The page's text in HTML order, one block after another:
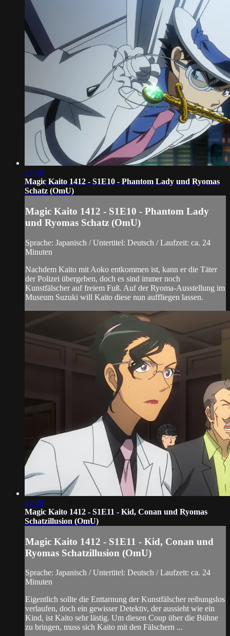
23:48
Magic Kaito 1412 - S1E10 - Phantom Lady und Ryomas
Schatz (OmU)
Magic Kaito 1412 - S1E10 - Phantom Lady
und Ryomas Schatz (OmU)
Sprache: Japanisch / Untertitel: Deutsch / Laufzeit: ca. 24
Minuten
Nachdem Kaito mit Aoko entkommen ist, kann er die Täter
der Polizei übergeben, doch es sind immer noch
Kunstfälscher auf freiem Fuß. Auf der Ryoma-Ausstellung im
Museum Suzuki will Kaito diese nun auffliegen lassen.
23:49
Magic Kaito 1412 - S1E11 - Kid, Conan und Ryomas
Schatzillusion (OmU)
Magic Kaito 1412 - S1E11 - Kid, Conan und
Ryomas Schatzillusion (OmU)
Sprache: Japanisch / Untertitel: Deutsch / Laufzeit: ca. 24
Minuten
Eigentlich sollte die Enttarnung der Kunstfälscher reibungslos
verlaufen, doch ein gewisser Detektiv, der aussieht wie ein
Kind, ist Kaito sehr lästig. Um diesen Coup über die Bühne
zu bringen, muss sich Kaito mit den Fälschern ...